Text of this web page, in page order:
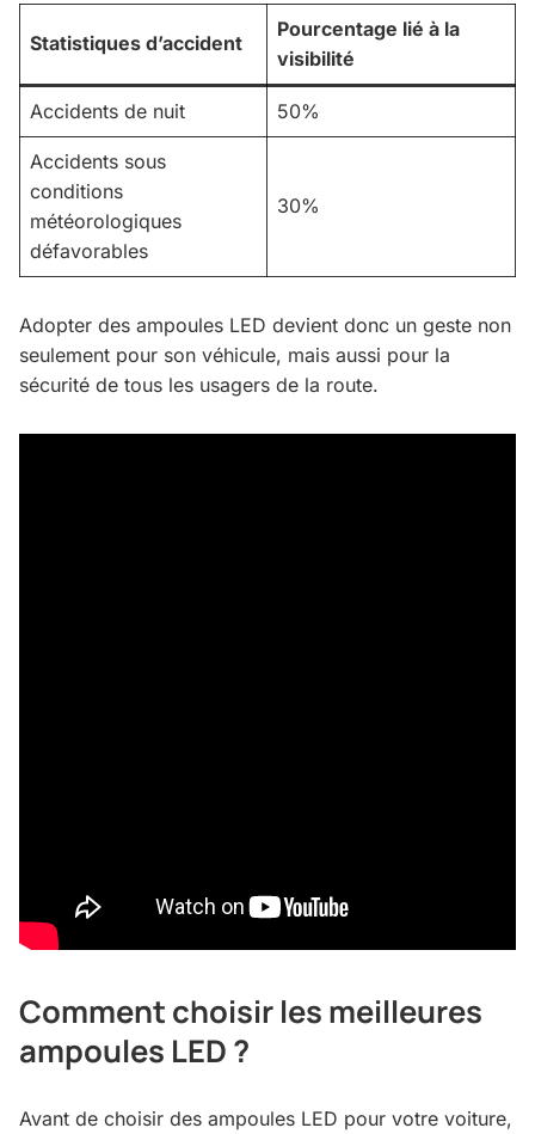
Statistiques d’accident
Pourcentage lié à la
visibilité
Accidents de nuit 50%
Accidents sous
conditions
météorologiques
défavorables
30%
Adopter des ampoules LED devient donc un geste non
seulement pour son véhicule, mais aussi pour la
sécurité de tous les usagers de la route.
Comment choisir les meilleures
ampoules LED ?
Avant de choisir des ampoules LED pour votre voiture,